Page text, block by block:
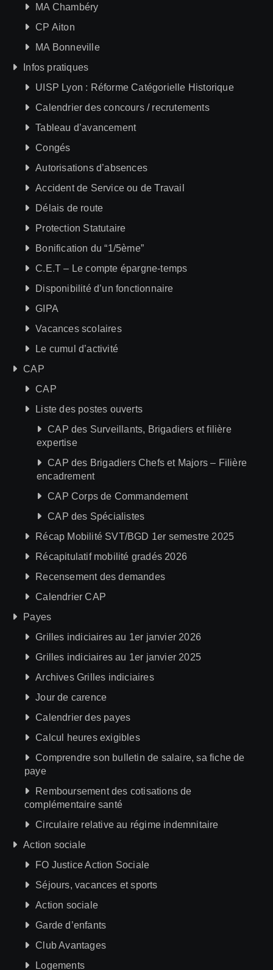
MA Chambéry
CP Aiton
MA Bonneville
Infos pratiques
UISP Lyon : Réforme Catégorielle Historique
Calendrier des concours / recrutements
Tableau d’avancement
Congés
Autorisations d’absences
Accident de Service ou de Travail
Délais de route
Protection Statutaire
Bonification du “1/5ème”
C.E.T – Le compte épargne-temps
Disponibilité d’un fonctionnaire
GIPA
Vacances scolaires
Le cumul d’activité
CAP
CAP
Liste des postes ouverts
CAP des Surveillants, Brigadiers et filière
expertise
CAP des Brigadiers Chefs et Majors – Filière
encadrement
CAP Corps de Commandement
CAP des Spécialistes
Récap Mobilité SVT/BGD 1er semestre 2025
Récapitulatif mobilité gradés 2026
Recensement des demandes
Calendrier CAP
Payes
Grilles indiciaires au 1er janvier 2026
Grilles indiciaires au 1er janvier 2025
Archives Grilles indiciaires
Jour de carence
Calendrier des payes
Calcul heures exigibles
Comprendre son bulletin de salaire, sa fiche de
paye
Remboursement des cotisations de
complémentaire santé
Circulaire relative au régime indemnitaire
Action sociale
FO Justice Action Sociale
Séjours, vacances et sports
Action sociale
Garde d’enfants
Club Avantages
Logements